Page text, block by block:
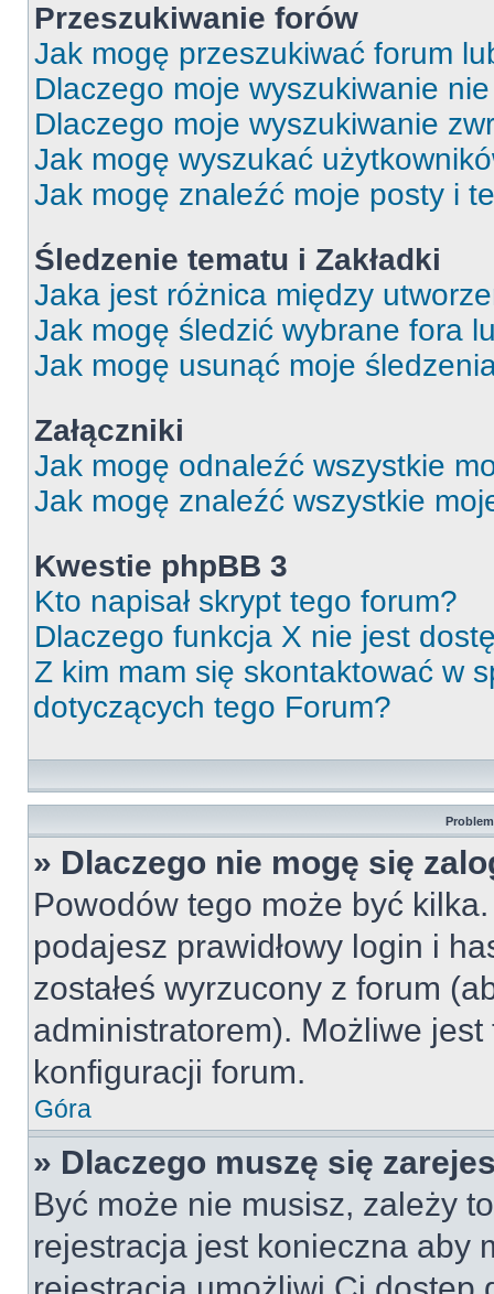
Przeszukiwanie forów
Jak mogę przeszukiwać forum
Dlaczego moje wyszukiwanie
Dlaczego moje wyszukiwanie
Jak mogę wyszukać
Jak mogę znaleźć moje posty i
Śledzenie tematu i Zakładki
Jaka jest różnica między
Jak mogę śledzić wybrane fora
Jak mogę usunąć moje
Załączniki
Jak mogę odnaleźć wszystkie
Jak mogę znaleźć wszystkie
Kwestie phpBB 3
Kto napisał skrypt tego forum?
Dlaczego funkcja X nie jest
Z kim mam się skontaktować w
dotyczących tego Forum?
» Dlaczego nie mogę się
Powodów tego może być
podajesz prawidłowy login i
zostałeś wyrzucony z forum
administratorem). Możliwe
konfiguracji forum.
Góra
» Dlaczego muszę się
Być może nie musisz, zależy
rejestracja jest konieczna aby